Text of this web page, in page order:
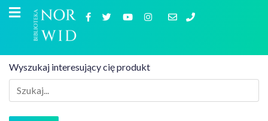
Wyszukaj interesujący cię produkt